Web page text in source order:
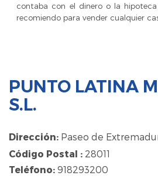
contaba con el dinero o la
recomiendo para vender cualquier
PUNTO LATINA
S.L.
Dirección: Paseo de
Código Postal : 28011
Teléfono: 918293200